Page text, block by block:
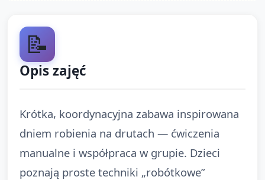
📝
Opis zajęć
Krótka, koordynacyjna zabawa inspirowana
dniem robienia na drutach — ćwiczenia
manualne i współpraca w grupie. Dzieci
poznają proste techniki „robótkowe”